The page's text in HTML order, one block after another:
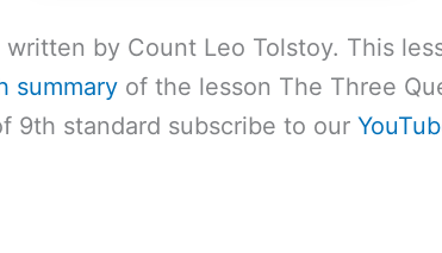
by Count Leo Tolstoy. This
summary of the lesson The Three
9th standard subscribe to our